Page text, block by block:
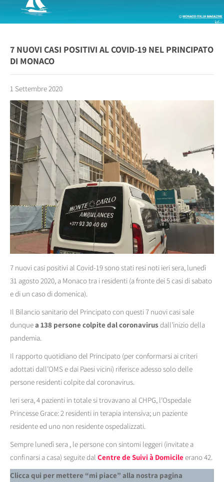
7 NUOVI CASI POSITIVI AL COVID-19 NEL PRINCIPATO
DI MONACO
1 Settembre 2020
7 nuovi casi positivi al Covid-19 sono stati resi noti ieri sera, lunedì
31 agosto 2020, a Monaco tra i residenti (a fronte dei 5 casi di sabato
e di un caso di domenica).
Il Bilancio sanitario del Principato con questi 7 nuovi casi sale
dunquea 138 persone colpite dal coronavirus dall’inizio della
pandemia.
Il rapporto quotidiano del Principato (per conformarsi ai criteri
adottati dall’OMS e dai Paesi vicini) riferisce adesso solo delle
persone residenti colpite dal coronavirus.
Ieri sera, 4 pazienti in totale si trovavano al CHPG, l’Ospedale
Princesse Grace: 2 residenti in terapia intensiva; un paziente
residente ed uno non residente ospedalizzati.
Sempre lunedì sera , le persone con sintomi leggeri (invitate a
confinarsi a casa) seguite dal Centre de Suivi à Domicileerano 42.
Clicca qui per mettere “mi piace” alla nostra pagina